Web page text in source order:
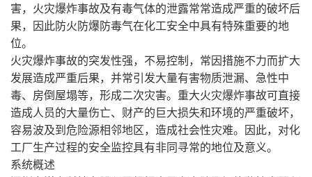
害，火灾爆炸事故及有毒气体的泄露常常造成严重的破坏后
果，因此防火防爆防毒气在化工安全中具有特殊重要的地
位。
火灾爆炸事故的突发性强，不易控制，常因措施不力而扩大
发展造成严重后果，并常引发大量有害物质泄漏、急性中
毒、房倒屋塌等，形成二次灾害。重大火灾爆炸事故可直接
造成人员的大量伤亡、财产的巨大损失和环境的严重破坏，
容易波及到危险源相邻地区，造成社会性灾难。因此，对化
工厂生产过程的安全监控具有非同寻常的地位及意义。
系统概述